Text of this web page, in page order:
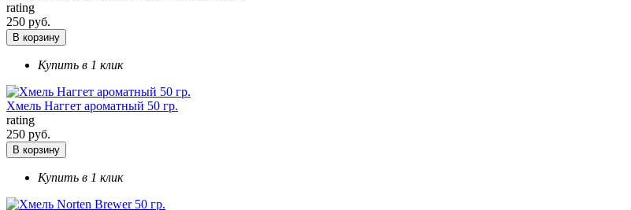
rating
250 руб.
В корзину
Купить в 1 клик
Хмель Наггет ароматный 50 гр.
rating
250 руб.
В корзину
Купить в 1 клик